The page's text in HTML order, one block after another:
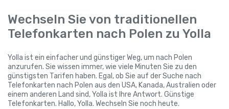
Wechseln Sie von traditionellen
Telefonkarten nach Polen zu Yolla
Yolla ist ein einfacher und günstiger Weg, um nach Polen
anzurufen. Sie wissen immer, wie viele Minuten Sie zu den
günstigsten Tarifen haben. Egal, ob Sie auf der Suche nach
Telefonkarten nach Polen aus den USA, Kanada, Australien oder
einem anderen Land sind, Yolla ist Ihre Antwort. Günstige
Telefonkarten. Hallo, Yolla. Wechseln Sie noch heute.